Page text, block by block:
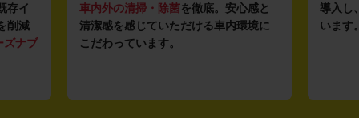
存イ
削減
ズナブ
車内外の清掃・除菌を徹底。安心感と
清潔感を感じていただける車内環境に
こだわっています。
導入し
います